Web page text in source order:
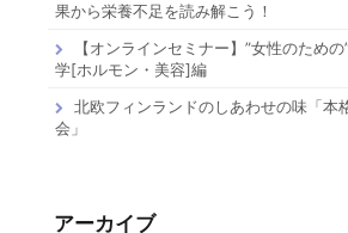
果から栄養不足を読み解こう！
【オンラインセミナー】”女性のため
学[ホルモン・美容]編
北欧フィンランドのしあわせの味「本
会」
アーカイブ